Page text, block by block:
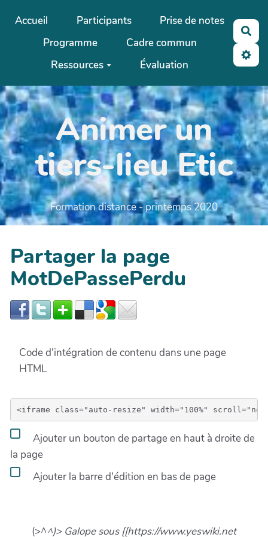
Aller au contenu principal
Accueil Participants
Prise de notes
Programme
Cadre commun
Ressources
Évaluation
Animer un
tiers-lieu Etic
Formation distance - printemps 2020
Partager la page
MotDePassePerdu
Code d'intégration de contenu dans une page
HTML
Ajouter un bouton de partage en haut à droite de
la page
Ajouter la barre d'édition en bas de page
(>^^)> Galope sous [[https://www.yeswiki.net